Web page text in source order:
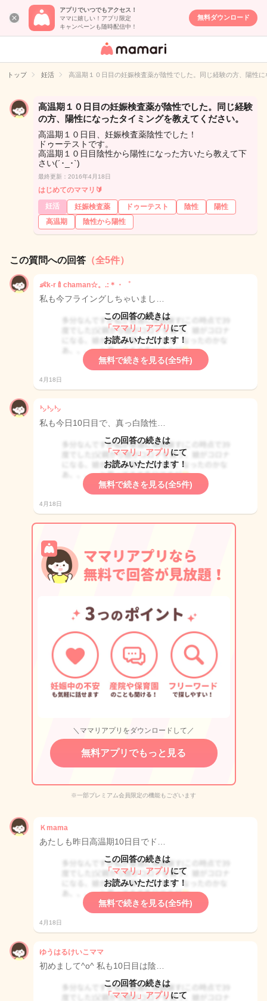
アプリでいつでもアクセス！
ママに嬉しい！アプリ限定
キャンペーンも随時配信中！
無料ダウンロード
女性専用匿名QA
イト
トップ 妊活 高温期１０日目の妊娠検査薬が陰性でした。同じ経験の方、陽性
高温期１０日目の妊娠検査薬が陰性でした。同じ経験
の方、陽性になったタイミングを教えてください。
高温期１０日目、妊娠検査薬陰性でした！
ドゥーテストです。
高温期１０日目陰性から陽性になった方いたら教えて下
さい(´･_･`)
最終更新：2016年4月18日
はじめてのママリ🔰
妊活
妊娠検査薬 ドゥーテスト 陰性
陽性
高温期
陰性から陽性
この質問への回答 （全5件）
👶k-r🍼chaman☆。.:＊・゜
私も今フライングしちゃいまし…
この回答の続きは
「ママリ」アプリ にて
お読みいただけます！
無料で続きを見る(全5件)
4月18日
㌧㌧㌧
私も今日10日目で、真っ白陰性…
この回答の続きは
「ママリ」アプリ にて
お読みいただけます！
無料で続きを見る(全5件)
4月18日
＼ママリアプリをダウンロードして／
無料アプリでもっと見る
※一部プレミアム会員限定の機能もございます
Ｋmama
あたしも昨日高温期10日目でド…
この回答の続きは
「ママリ」アプリ にて
お読みいただけます！
無料で続きを見る(全5件)
4月18日
ゆうはるけいこママ
初めまして^o^ 私も10日目は陰…
この回答の続きは
「ママリ」アプリ にて